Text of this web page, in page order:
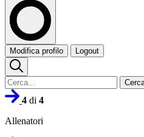
Modifica profilo Logout
4 di 4
Allenatori